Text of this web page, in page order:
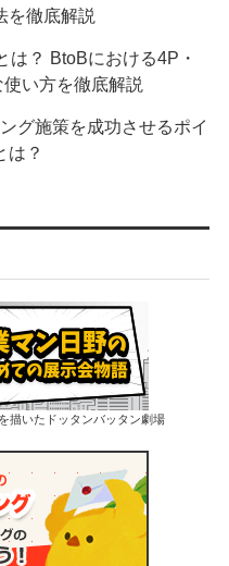
を徹底解説
は？ BtoBにおける4P・
い方を徹底解説
グ施策を成功させるポイ
は？
描いたドッタンバッタン劇場